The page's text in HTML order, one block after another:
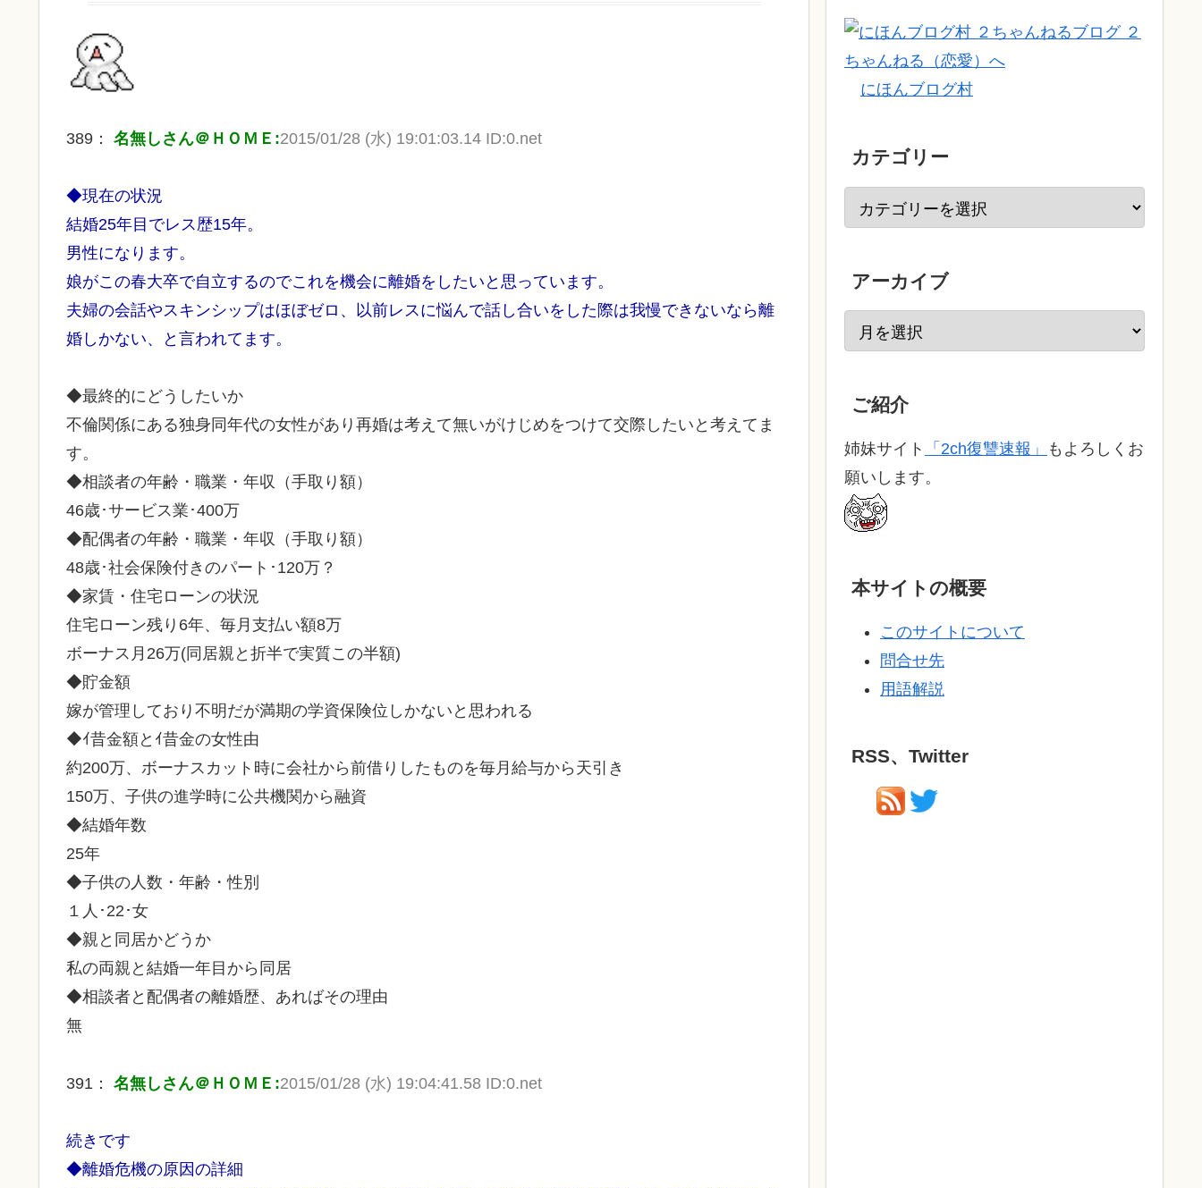
389： 名無しさん＠ＨＯＭＥ:2015/01/28 (水) 19:01:03.14 ID:0.net
◆現在の状況
結婚25年目でレス歴15年。
男性になります。
娘がこの春大卒で自立するのでこれを機会に離婚をしたいと思っています。
夫婦の会話やスキンシップはほぼゼロ、以前レスに悩んで話し合いをした際は我慢できないなら離
婚しかない、と言われてます。
◆最終的にどうしたいか
不倫関係にある独身同年代の女性があり再婚は考えて無いがけじめをつけて交際したいと考えてま
す。
◆相談者の年齢・職業・年収（手取り額）
46歳･サービス業･400万
◆配偶者の年齢・職業・年収（手取り額）
48歳･社会保険付きのパート･120万？
◆家賃・住宅ローンの状況
住宅ローン残り6年、毎月支払い額8万
ボーナス月26万(同居親と折半で実質この半額)
◆貯金額
嫁が管理しており不明だが満期の学資保険位しかないと思われる
◆ｲ昔金額とｲ昔金の女性由
約200万、ボーナスカット時に会社から前借りしたものを毎月給与から天引き
150万、子供の進学時に公共機関から融資
◆結婚年数
25年
◆子供の人数・年齢・性別
１人･22･女
◆親と同居かどうか
私の両親と結婚一年目から同居
◆相談者と配偶者の離婚歴、あればその理由
無
391： 名無しさん＠ＨＯＭＥ:2015/01/28 (水) 19:04:41.58 ID:0.net
続きです
◆離婚危機の原因の詳細
にほんブログ村
カテゴリー
アーカイブ
ご紹介
姉妹サイト 「2ch復讐速報」
もよろしくお
願いします。
本サイトの概要
このサイトについて
問合せ先
用語解説
RSS、Twitter